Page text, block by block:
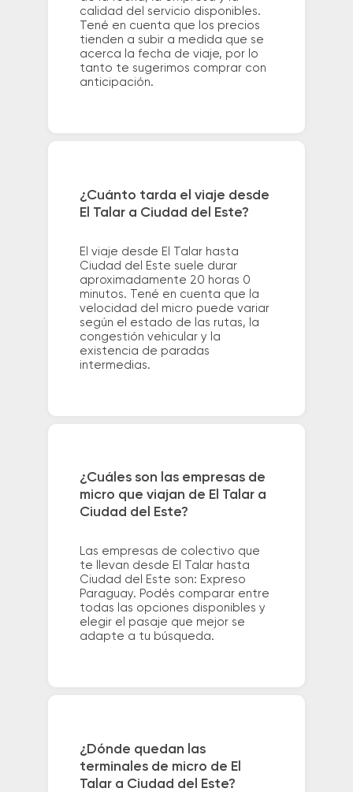
calidad del servicio disponibles.
Tené en cuenta que los precios
tienden a subir a medida que se
acerca la fecha de viaje, por lo
tanto te sugerimos comprar con
anticipación.
¿Cuánto tarda el viaje desde
El Talar a Ciudad del Este?
El viaje desde El Talar hasta
Ciudad del Este suele durar
aproximadamente 20 horas 0
minutos. Tené en cuenta que la
velocidad del micro puede variar
según el estado de las rutas, la
congestión vehicular y la
existencia de paradas
intermedias.
¿Cuáles son las empresas de
micro que viajan de El Talar a
Ciudad del Este?
Las empresas de colectivo que
te llevan desde El Talar hasta
Ciudad del Este son: Expreso
Paraguay. Podés comparar entre
todas las opciones disponibles y
elegir el pasaje que mejor se
adapte a tu búsqueda.
¿Dónde quedan las
terminales de micro de El
Talar a Ciudad del Este?